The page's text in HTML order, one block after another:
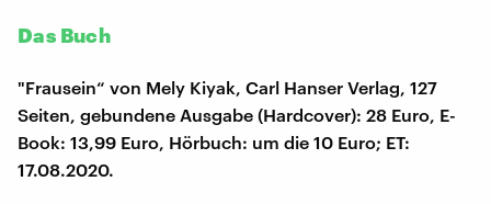
Das Buch
"Frausein“ von Mely Kiyak, Carl Hanser Verlag, 127
Seiten, gebundene Ausgabe (Hardcover): 28 Euro, E-
Book: 13,99 Euro, Hörbuch: um die 10 Euro; ET:
17.08.2020.